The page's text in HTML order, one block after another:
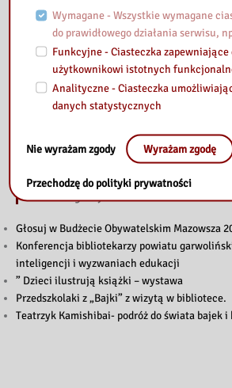
Przeczytaj
Głosuj w Budżecie Obywatelskim Mazowsza
Konferencja bibliotekarzy powiatu
inteligencji i wyzwaniach edukacji
” Dzieci ilustrują książki – wystawa
Przedszkolaki z „Bajki” z wizytą w bibliotece.
Teatrzyk Kamishibai- podróż do świata bajek i
Wymagane - Wszystkie wymagane
do prawidłowego działania serwisu,
Funkcyjne - Ciasteczka
użytkownikowi istotnych
Analityczne - Ciasteczka
danych statystycznych
Nie wyrażam zgody Wyrażam zgodę
Przechodzę do polityki prywatności